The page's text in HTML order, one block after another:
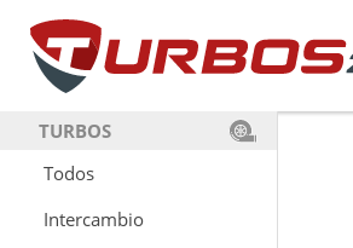
TURBOS
Todos
Intercambio